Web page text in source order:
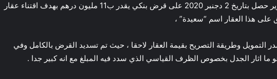
وفي تفاصيل التسريب ان الوزير حصل بتاريخ 2 دجنبر 2020 على قرض بنكي يقدر ب11 مليون درهم بهدف اقتناء عقار
على هذا العقار اسم “سعيدة” ،
التمويل وطريقة التصريح بقيمة العقار لاحقا ، حيث تم تسديد القرض بالكامل وفي
ما اثار الجدل بخصوص الظرف القياسي الذي سدد فيه المبلغ مع انه كبير جدا .